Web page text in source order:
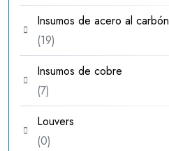
productos
Insumos de acero al carbón
1919
productos
Insumos de cobre
77
productos
Louvers
00